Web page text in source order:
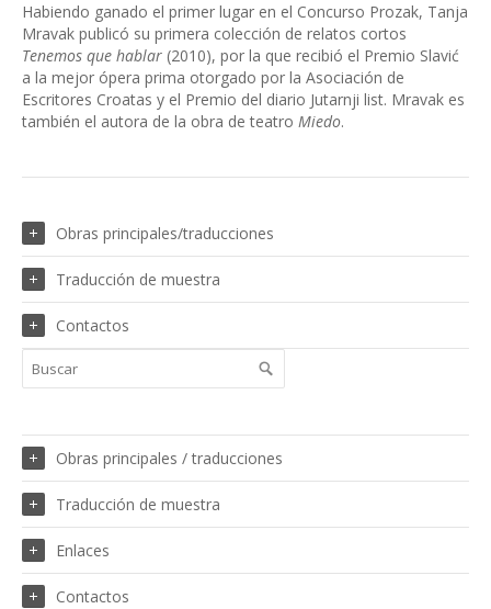
Habiendo ganado el primer lugar en el Concurso Prozak, Tanja
Mravak publicó su primera colección de relatos cortos
Tenemos que hablar (2010), por la que recibió el Premio Slavić
a la mejor ópera prima otorgado por la Asociación de
Escritores Croatas y el Premio del diario Jutarnji list. Mravak es
también el autora de la obra de teatro Miedo.
Obras principales/traducciones
Traducción de muestra
Contactos
Obras principales / traducciones
Traducción de muestra
Enlaces
Contactos